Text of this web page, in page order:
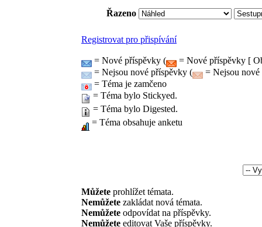
Řazeno
Registrovat pro přispívání
= Nové příspěvky (
= Nové příspěvky [
= Nejsou nové příspěvky (
= Nejsou
= Téma je zamčeno
= Téma bylo Stickyed.
= Téma bylo Digested.
= Téma obsahuje anketu
Můžete prohlížet témata.
Nemůžete zakládat nová témata.
Nemůžete odpovídat na příspěvky.
Nemůžete editovat Vaše příspěvky.